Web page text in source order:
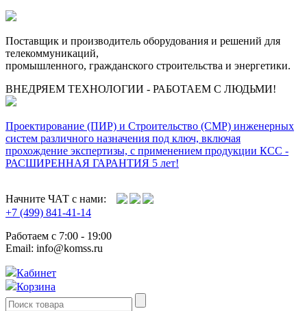
Поставщик и производитель оборудования и решений для
телекоммуникаций,
промышленного, гражданского строительства и энергетики.
ВНЕДРЯЕМ ТЕХНОЛОГИИ - РАБОТАЕМ С ЛЮДЬМИ!
Проектирование (ПИР) и Cтроительство (СМР) инженерных
систем различного назначения под ключ, включая
прохождение экспертизы, с применением продукции КСС -
РАСШИРЕННАЯ ГАРАНТИЯ 5 лет!
Начните ЧАТ с нами:
+7 (499) 841-41-14
Работаем с 7:00 - 19:00
Email: info@komss.ru
Кабинет
Корзина